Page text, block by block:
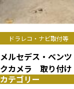
ドラレコ・ナビ取付等
メルセデス・ベ
クカメラ 取り付け
カテゴリー